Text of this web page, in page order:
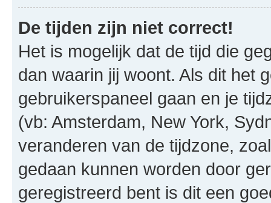
De tijden zijn niet correct!
Het is mogelijk dat de tijd die
dan waarin jij woont. Als dit het
gebruikerspaneel gaan en je
(vb: Amsterdam, New York,
veranderen van de tijdzone,
gedaan kunnen worden door
geregistreerd bent is dit een